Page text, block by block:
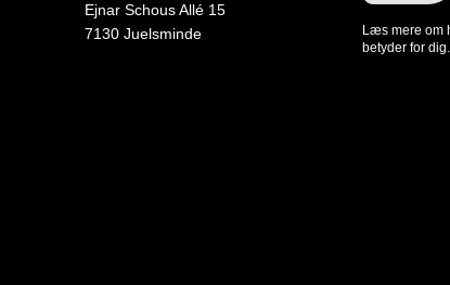
Ejnar Schous Allé 15
7130 Juelsminde
Læs mere om
betyder for dig.